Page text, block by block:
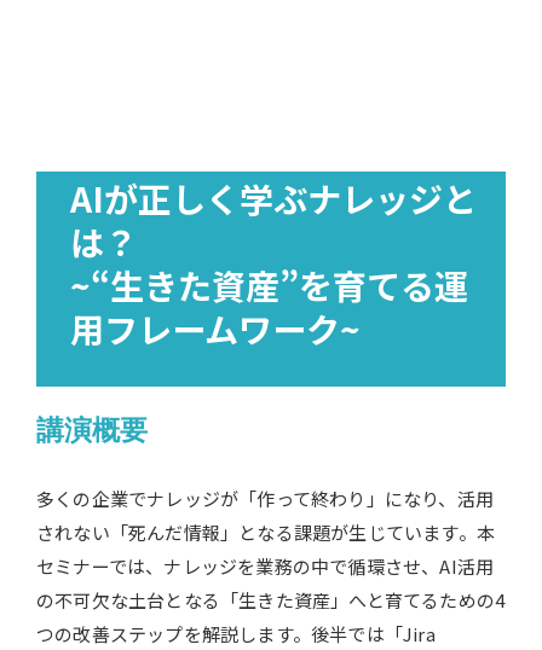
AIが正しく学ぶナレッジと
は？
~“生きた資産”を育てる運
用フレームワーク~
講演概要
多くの企業でナレッジが「作って終わり」になり、活用
されない「死んだ情報」となる課題が生じています。本
セミナーでは、ナレッジを業務の中で循環させ、AI活用
の不可欠な土台となる「生きた資産」へと育てるための4
つの改善ステップを解説します。後半では「Jira